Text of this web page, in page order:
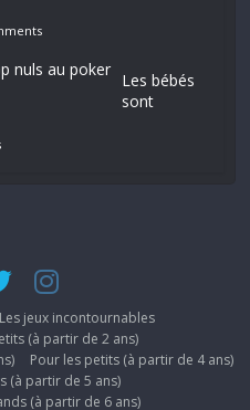
Les bébés
sont
Les jeux incontournables
(à partir de 2 ans)
Pour les petits (à partir de 4 ans)
(à partir de 5 ans)
(à partir de 6 ans)